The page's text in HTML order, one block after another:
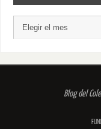
Blog del